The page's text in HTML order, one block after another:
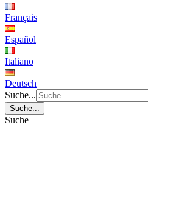
Français
Español
Italiano
Deutsch
Suche...
Suche...
Suche